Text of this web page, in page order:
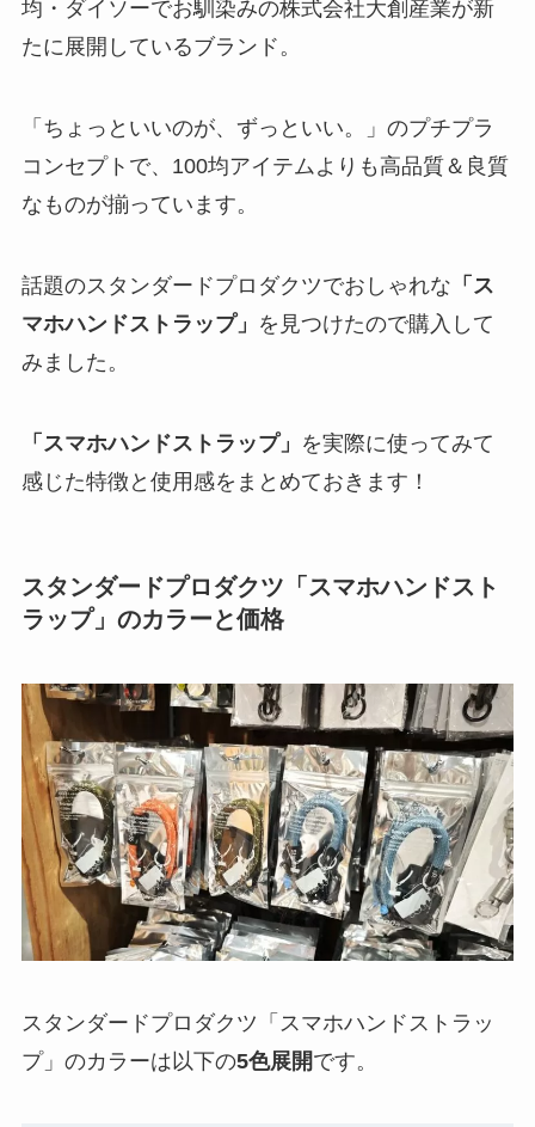
均・ダイソーでお馴染みの株式会社大創産業が新
たに展開しているブランド。
「ちょっといいのが、ずっといい。」のプチプラ
コンセプトで、100均アイテムよりも高品質＆良質
なものが揃っています。
話題のスタンダードプロダクツでおしゃれな 「ス
マホハンドストラップ」 を見つけたので購入して
みました。
「スマホハンドストラップ」 を実際に使ってみて
感じた特徴と使用感をまとめておきます！
スタンダードプロダクツ「スマホハンドスト
ラップ」のカラーと価格
スタンダードプロダクツ「スマホハンドストラッ
プ」のカラーは以下の5色展開です。